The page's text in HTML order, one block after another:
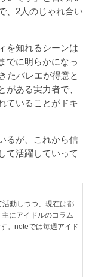
、2人のじゃれ合い
を知れるシーンは
でに明らかになっ
たバレエが得意と
ある実力者で、
ていることがドキ
るが、これから信
て活躍していって
動しつつ、現在は都
にアイドルのコラム
。noteでは毎週アイド